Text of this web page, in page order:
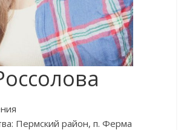
Пермский район, п. Ферма